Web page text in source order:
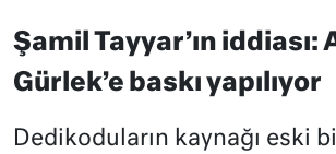
Şamil Tayyar’ın iddiası:
Gürlek’e baskı yapılıyor
Dedikoduların kaynağı eski